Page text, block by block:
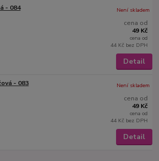
- 084
cena od
49 Kč
cena od
44 Kč bez DPH
Není skladem
Detail
- 083
cena od
49 Kč
cena od
44 Kč bez DPH
Není skladem
Detail